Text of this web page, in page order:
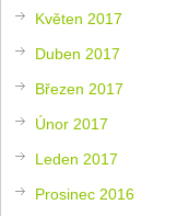
Květen 2017
Duben 2017
Březen 2017
Únor 2017
Leden 2017
Prosinec 2016